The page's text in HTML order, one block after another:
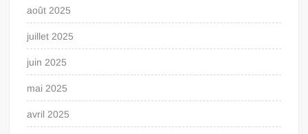
août 2025
juillet 2025
juin 2025
mai 2025
avril 2025